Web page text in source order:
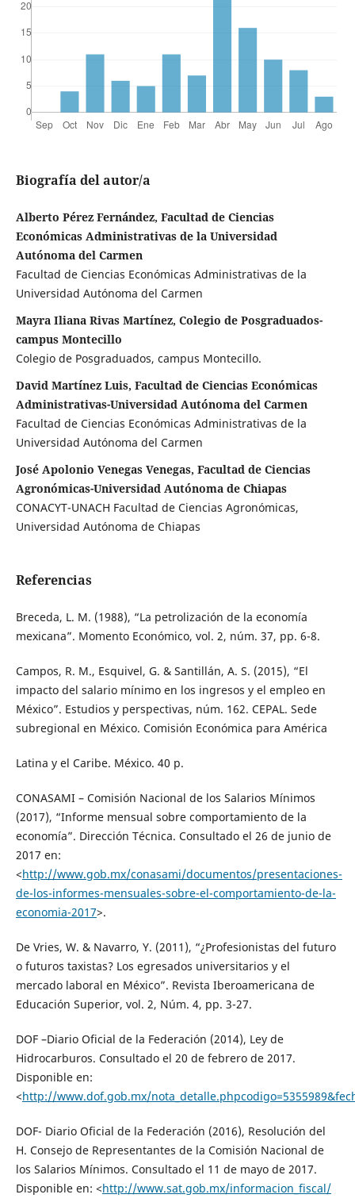
Biografía del autor/a
Alberto Pérez Fernández, Facultad de Ciencias
Económicas Administrativas de la Universidad
Autónoma del Carmen
Facultad de Ciencias Económicas Administrativas de la
Universidad Autónoma del Carmen
Mayra Iliana Rivas Martínez, Colegio de Posgraduados-
campus Montecillo
Colegio de Posgraduados, campus Montecillo.
David Martínez Luis, Facultad de Ciencias Económicas
Administrativas-Universidad Autónoma del Carmen
Facultad de Ciencias Económicas Administrativas de la
Universidad Autónoma del Carmen
José Apolonio Venegas Venegas, Facultad de Ciencias
Agronómicas-Universidad Autónoma de Chiapas
CONACYT-UNACH Facultad de Ciencias Agronómicas,
Universidad Autónoma de Chiapas
Referencias
Breceda, L. M. (1988), “La petrolización de la economía
mexicana”. Momento Económico, vol. 2, núm. 37, pp. 6-8.
Campos, R. M., Esquivel, G. & Santillán, A. S. (2015), “El
impacto del salario mínimo en los ingresos y el empleo en
México”. Estudios y perspectivas, núm. 162. CEPAL. Sede
subregional en México. Comisión Económica para América
Latina y el Caribe. México. 40 p.
CONASAMI – Comisión Nacional de los Salarios Mínimos
(2017), “Informe mensual sobre comportamiento de la
economía”. Dirección Técnica. Consultado el 26 de junio de
2017 en:
<http://www.gob.mx/conasami/documentos/presentaciones-
de-los-informes-mensuales-sobre-el-comportamiento-de-la-
economia-2017>.
De Vries, W. & Navarro, Y. (2011), “¿Profesionistas del futuro
o futuros taxistas? Los egresados universitarios y el
mercado laboral en México”. Revista Iberoamericana de
Educación Superior, vol. 2, Núm. 4, pp. 3-27.
DOF –Diario Oficial de la Federación (2014), Ley de
Hidrocarburos. Consultado el 20 de febrero de 2017.
Disponible en:
<http://www.dof.gob.mx/
DOF- Diario Oficial de la Federación (2016), Resolución del
H. Consejo de Representantes de la Comisión Nacional de
los Salarios Mínimos. Consultado el 11 de mayo de 2017.
Disponible en: <http://www.sat.gob.mx/informacion_fiscal/